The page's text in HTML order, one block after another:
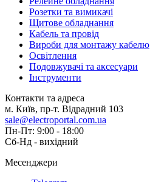
Розетки та вимикачі
Щитове обладнання
Кабель та провід
Вироби для монтажу кабелю
Освітлення
Подовжувачі та аксесуари
Інструменти
Контакти та адреса
м. Київ, пр-т. Відрадний 103
sale@electroportal.com.ua
Пн-Пт: 9:00 - 18:00
Сб-Нд - вихідний
Месенджери